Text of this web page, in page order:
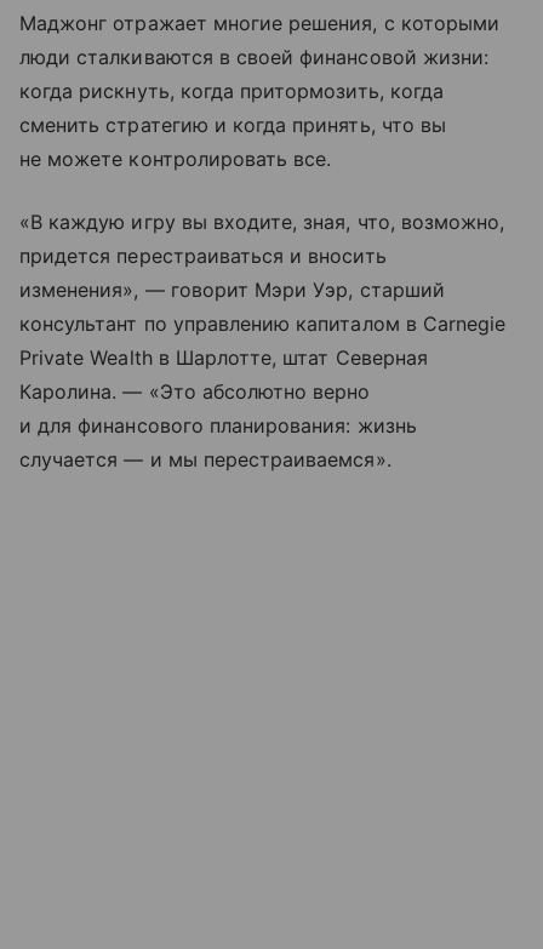
Маджонг отражает многие решения, с которыми
люди сталкиваются в своей финансовой жизни:
когда рискнуть, когда притормозить, когда
сменить стратегию и когда принять, что вы
не можете контролировать все.
«В каждую игру вы входите, зная, что, возможно,
придется перестраиваться и вносить
изменения», — говорит Мэри Уэр, старший
консультант по управлению капиталом в Carnegie
Private Wealth в Шарлотте, штат Северная
Каролина. — «Это абсолютно верно
и для финансового планирования: жизнь
случается — и мы перестраиваемся».